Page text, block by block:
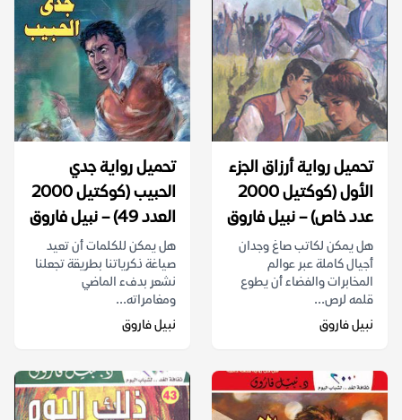
تحميل رواية أرزاق الجزء
الأول (كوكتيل 2000
عدد خاص) – نبيل فاروق
هل يمكن لكاتب صاغ وجدان
أجيال كاملة عبر عوالم
المخابرات والفضاء أن يطوع
قلمه لرص...
نبيل فاروق
تحميل رواية جدي
الحبيب (كوكتيل 2000
العدد 49) – نبيل فاروق
هل يمكن للكلمات أن تعيد
صياغة ذكرياتنا بطريقة تجعلنا
نشعر بدفء الماضي
ومغامراته...
نبيل فاروق